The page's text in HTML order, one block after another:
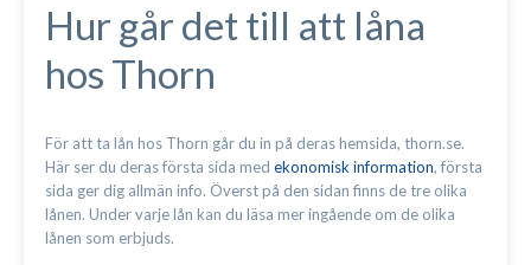
Hur går det till att låna
hos Thorn
För att ta lån hos Thorn går du in på deras hemsida, thorn.se.
Här ser du deras första sida med ekonomisk information, första
sida ger dig allmän info. Överst på den sidan finns de tre olika
lånen. Under varje lån kan du läsa mer ingående om de olika
lånen som erbjuds.